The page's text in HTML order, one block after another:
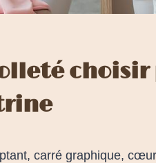
carré graphique,